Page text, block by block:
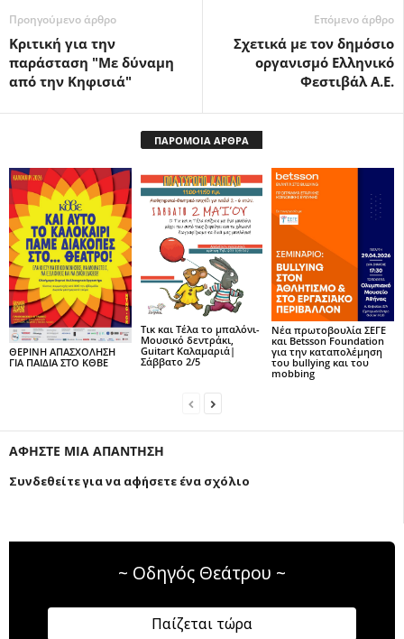
Προηγούμενο άρθρο
Κριτική για την
παράσταση "Με δύναμη
από την Κηφισιά"
Επόμενο άρθρο
Σχετικά με τον δημόσιο
οργανισμό Ελληνικό
Φεστιβάλ Α.Ε.
ΠΑΡΟΜΟΙΑ ΑΡΘΡΑ
ΘΕΡΙΝΗ ΑΠΑΣΧΟΛΗΣΗ
ΓΙΑ ΠΑΙΔΙΑ ΣΤΟ ΚΘΒΕ
Τικ και Τέλα το μπαλόνι-
Μουσικό δεντράκι,
Guitart Καλαμαριά|
Σάββατο 2/5
Νέα πρωτοβουλία ΣΕΓΕ
και Betsson Foundation
για την καταπολέμηση
του bullying και του
mobbing
ΑΦΗΣΤΕ ΜΙΑ ΑΠΑΝΤΗΣΗ
Συνδεθείτε για να αφήσετε ένα σχόλιο
~ Οδηγός Θεάτρου ~
Παίζεται τώρα